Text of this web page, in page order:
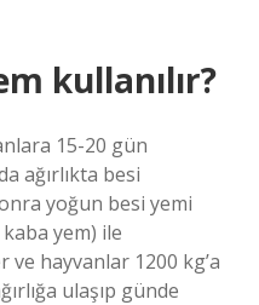
kullanılır?
15-20 gün
ağırlıkta besi
yoğun besi yemi
yem) ile
hayvanlar 1200 kg’a
ulaşıp günde